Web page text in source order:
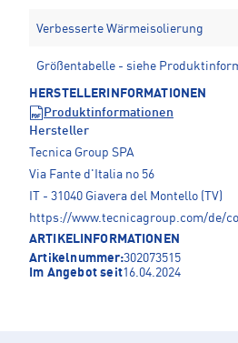
Verbesserte Wärmeisolierung
Größentabelle - siehe
HERSTELLERINFORMATIONEN
Produktinformationen
Hersteller
Tecnica Group SPA
Via Fante d'Italia no 56
IT - 31040 Giavera del Montello (TV)
https://www.tecnicagroup.com/de/
ARTIKELINFORMATIONEN
Artikelnummer:302073515
Im Angebot seit16.04.2024